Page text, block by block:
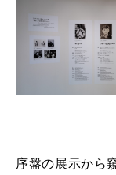
序盤の展示から